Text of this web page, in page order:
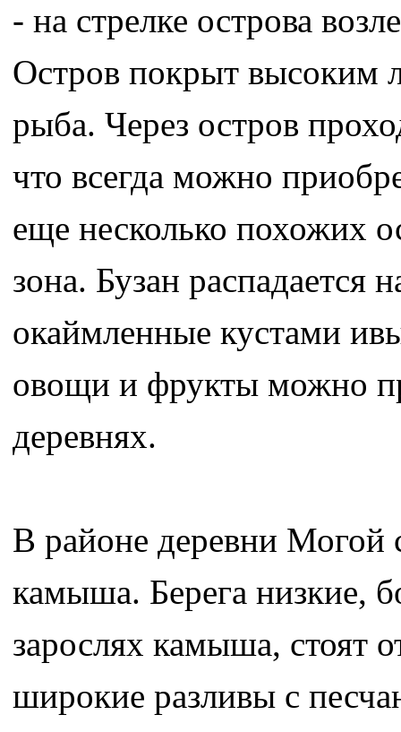
- на стрелке острова
Остров покрыт высоким
рыба. Через остров
что всегда можно
еще несколько похожих
зона. Бузан распадается
окаймленные кустами
овощи и фрукты можно
деревнях.
В районе деревни Могой
камыша. Берега низкие,
зарослях камыша, стоят
широкие разливы с